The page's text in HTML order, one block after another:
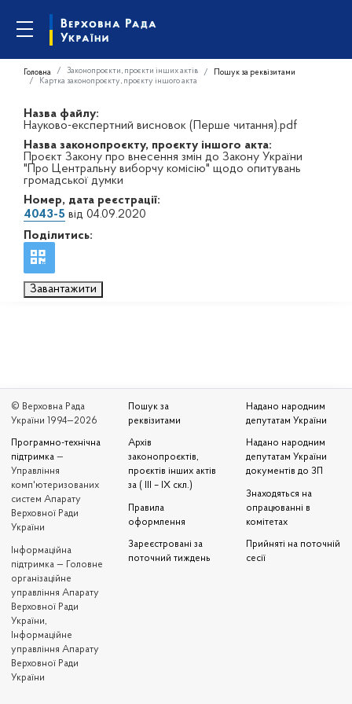
Головна Законопроєкти, проєкти інших актів
Пошук за реквізитами
Картка законопроєкту, проєкту іншого акта
Назва файлу:
Науково-експертний висновок (Перше читання).pdf
Назва законопроєкту, проєкту іншого акта:
Проєкт Закону про внесення змін до Закону України
"Про Центральну виборчу комісію" щодо опитувань
громадської думки
Номер, дата реєстрації:
4043-5 від 04.09.2020
Поділитись:
Завантажити
© Верховна Рада
України 1994—2026
Програмно-технічна
підтримка —
Управління
комп'ютеризованих
систем Апарату
Верховної Ради
України
Iнформаційна
підтримка — Головне
організаційне
управління Апарату
Верховної Ради
України,
Інформаційне
управління Апарату
Верховної Ради
України
Пошук за
реквізитами
Архів
законопроєктів,
проєктів інших актів
за ( III – IX скл.)
Правила
оформлення
Зареєстровані за
поточний тиждень
Надано народним
депутатам України
Надано народним
депутатам України
документів до ЗП
Знаходяться на
опрацюванні в
комітетах
Прийняті на поточній
сесії